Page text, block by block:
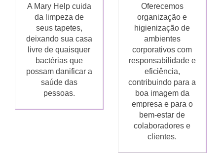
A Mary Help cuida
da limpeza de
seus tapetes,
deixando sua casa
livre de quaisquer
bactérias que
possam danificar a
saúde das
pessoas.
Oferecemos
organização e
higienização de
ambientes
corporativos com
responsabilidade e
eficiência,
contribuindo para a
boa imagem da
empresa e para o
bem-estar de
colaboradores e
clientes.